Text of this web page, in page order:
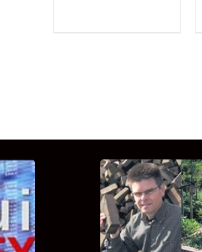
Hoe Bricks and
wat Hans